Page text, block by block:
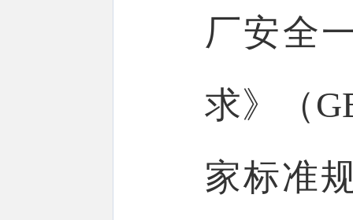
厂安全
求》（
家标准